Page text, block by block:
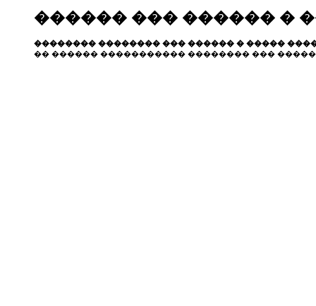
������ ��� ������ �
�������� �������� ��� ������ � �����
�� ������ ����������� �������� ���